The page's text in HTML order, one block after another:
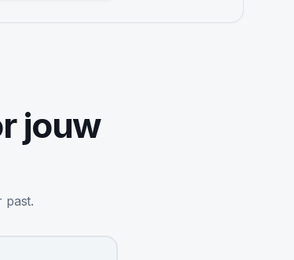
jouw
past.